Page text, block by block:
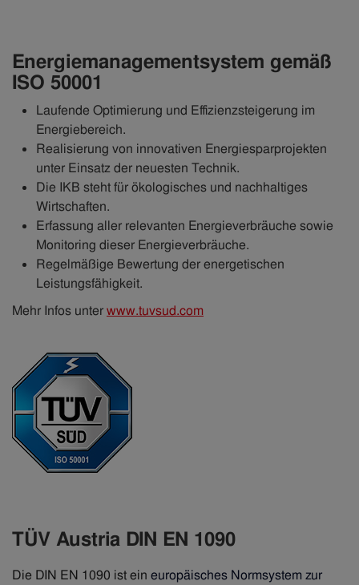
Energiemanagementsystem gemäß
ISO 50001
Laufende Optimierung und Effizienzsteigerung im
Energiebereich.
Realisierung von innovativen Energiesparprojekten
unter Einsatz der neuesten Technik.
Die IKB steht für ökologisches und nachhaltiges
Wirtschaften.
Erfassung aller relevanten Energieverbräuche sowie
Monitoring dieser Energieverbräuche.
Regelmäßige Bewertung der energetischen
Leistungsfähigkeit.
Mehr Infos unterwww.tuvsud.com
TÜV Austria DIN EN 1090
Die DIN EN 1090 ist ein europäisches Normsystem zur